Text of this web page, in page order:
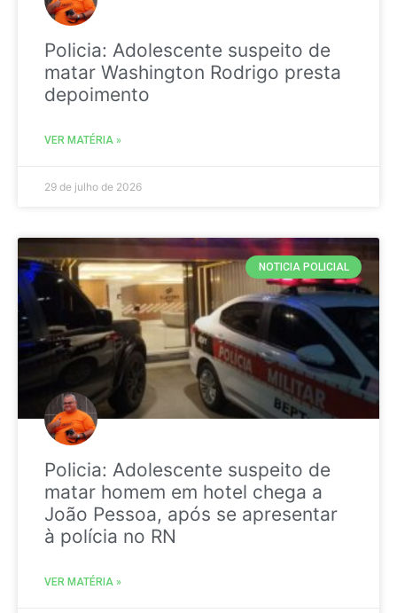
Policia: Adolescente suspeito de
matar Washington Rodrigo presta
depoimento
VER MATÉRIA »
29 de julho de 2026
NOTICIA POLICIAL
Policia: Adolescente suspeito de
matar homem em hotel chega a
João Pessoa, após se apresentar
à polícia no RN
VER MATÉRIA »